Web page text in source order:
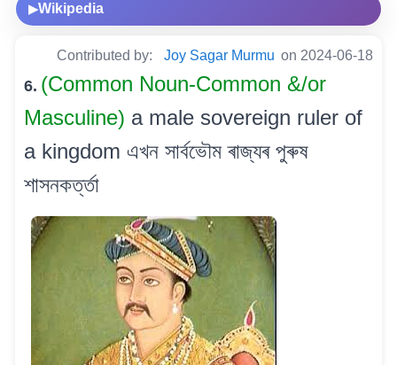
▶Wikipedia
Contributed by: Joy Sagar Murmu on 2024-06-18
6. (Common Noun-Common &/or
Masculine) a male sovereign ruler of
a kingdom এখন সাৰ্বভৌম ৰাজ্যৰ পুৰুষ
শাসনকৰ্ত্তা